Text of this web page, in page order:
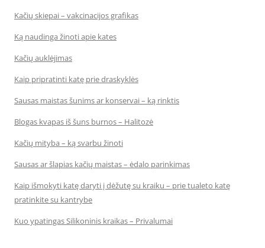
Kačių skiepai – vakcinacijos grafikas
Ką naudinga žinoti apie kates
Kačių auklėjimas
Kaip pripratinti katę prie draskyklės
Sausas maistas šunims ar konservai – ką rinktis
Blogas kvapas iš šuns burnos – Halitozė
Kačių mityba – ką svarbu žinoti
Sausas ar šlapias kačių maistas – ėdalo parinkimas
Kaip išmokyti katę daryti į dėžutę su kraiku – prie tualeto katę
pratinkite su kantrybe
Kuo ypatingas Silikoninis kraikas – Privalumai